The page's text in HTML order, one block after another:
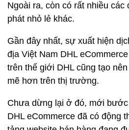
Ngoài ra, còn có rất nhiều các
phát nhỏ lẻ khác.
Gần đây nhất, sự xuất hiện
địa Việt Nam DHL
trên thế giới DHL cũng tạo
mẽ hơn trên thị trường.
Chưa dừng lại ở đó, mới
DHL eCommerce đã có động